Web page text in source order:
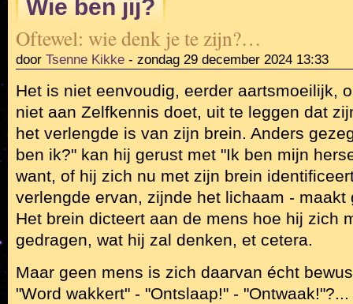
Wie ben jij?
Oftewel: wie denk je te zijn?…
door Tsenne Kikke - zondag 29 december 2024 13:33
Het is niet eenvoudig, eerder aartsmoeilijk,
niet aan Zelfkennis doet, uit te leggen dat
het verlengde is van zijn brein. Anders
ben ik?" kan hij gerust met "Ik ben mijn
want, of hij zich nu met zijn brein
verlengde ervan, zijnde het lichaam -
Het brein dicteert aan de mens hoe hij zich
gedragen, wat hij zal denken, et cetera.
Maar geen mens is zich daarvan écht
"Word wakkert" - "Ontslaap!" -